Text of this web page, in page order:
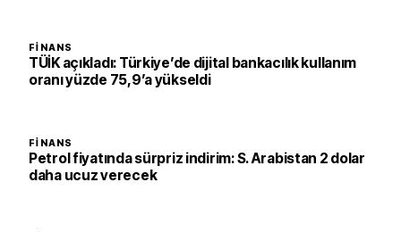
FINANS
TÜİK açıkladı: Türkiye’de dijital bankacılık kullanım
oranı yüzde 75,9’a yükseldi
FINANS
Petrol fiyatında sürpriz indirim: S. Arabistan 2 dolar
daha ucuz verecek